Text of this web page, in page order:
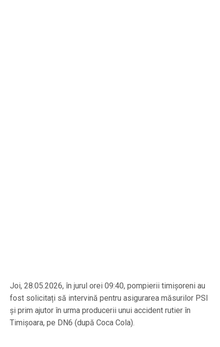
Joi, 28.05.2026, în jurul orei 09:40, pompierii timișoreni au
fost solicitați să intervină pentru asigurarea măsurilor PSI
și prim ajutor în urma producerii unui accident rutier în
Timișoara, pe DN6 (după Coca Cola).